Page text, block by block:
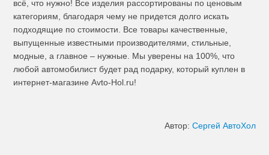
всё, что нужно! Все изделия рассортированы по ценовым
категориям, благодаря чему не придется долго искать
подходящие по стоимости. Все товары качественные,
выпущенные известными производителями, стильные,
модные, а главное – нужные. Мы уверены на 100%, что
любой автомобилист будет рад подарку, который куплен в
интернет-магазине Avto-Hol.ru!
Автор: Сергей АвтоХол